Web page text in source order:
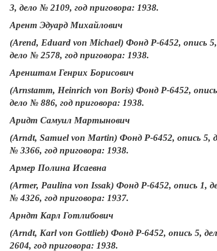
3, дело № 2109, год приговора: 1938.
Арент Эдуард Михайлович
(Arend, Eduard von Michael) Фонд Р-6452, опись 5,
дело № 2578, год приговора: 1938.
Аренштам Генрих Борисович
(Arnstamm, Heinrich von Boris) Фонд Р-6452,
дело № 886, год приговора: 1938.
Аридт Самуил Мартынович
(Arndt, Samuel von Martin) Фонд Р-6452, опись 5,
№ 3366, год приговора: 1938.
Армер Полина Исаевна
(Armer, Paulina von Issak) Фонд Р-6452, опись 1,
№ 4326, год приговора: 1937.
Арндт Карл Готлибович
(Arndt, Karl von Gottlieb) Фонд Р-6452, опись 5,
2604, год приговора: 1938.